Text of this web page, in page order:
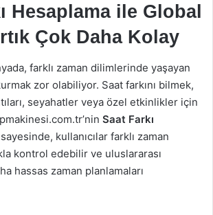
Hesaplama ile Global
Çok Daha Kolay
farklı zaman dilimlerinde yaşayan
zor olabiliyor. Saat farkını bilmek,
seyahatler veya özel etkinlikler için
Saat Farkı
sayesinde, kullanıcılar farklı zaman
kontrol edebilir ve uluslararası
hassas zaman planlamaları